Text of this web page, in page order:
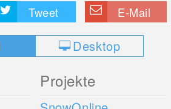
Tweet E-Mail
Desktop
Projekte